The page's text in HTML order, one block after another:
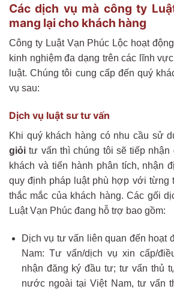
Các dịch vụ mà công ty
mang lại cho khách hàng
Công ty Luật Vạn Phúc Lộc hoạt
kinh nghiệm đa dạng trên các lĩnh
luật. Chúng tôi cung cấp đến quý
vụ sau:
Dịch vụ luật sư tư vấn
Khi quý khách hàng có nhu cầu sử
giỏi tư vấn thì chúng tôi sẽ tiếp nhận
khách và tiến hành phân tích, nhận
quy định pháp luật phù hợp với từng
thắc mắc của khách hàng. Các gối
Luật Vạn Phúc đang hỗ trợ bao gồm:
Dịch vụ tư vấn liên quan đến hoạt
Nam: Tư vấn/dịch vụ xin cấp/
nhận đăng ký đầu tư; tư vấn thủ
nước ngoài tại Việt Nam, tư vấn